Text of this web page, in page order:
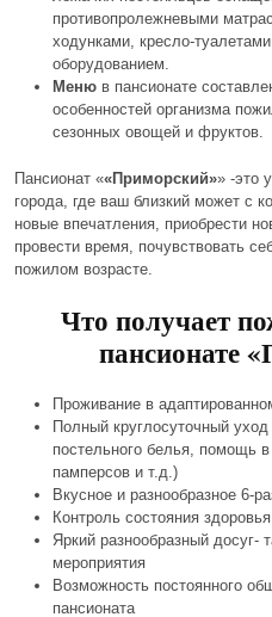
противопролежневыми
ходунками, кресло-
оборудованием.
Меню в пансионате
особенностей организма
сезонных овощей и фруктов.
Пансионат ««Приморский»» -это
города, где ваш близкий может с
новые впечатления, приобрести
провести время, почувствовать
пожилом возрасте.
Что получает
пансионате
Проживание в
Полный круглосуточный
постельного белья, помощь
памперсов и т.д.)
Вкусное и разнообразное 6-
Контроль состояния здоровья
Яркий разнообразный досуг-
мероприятия
Возможность постоянного
пансионата